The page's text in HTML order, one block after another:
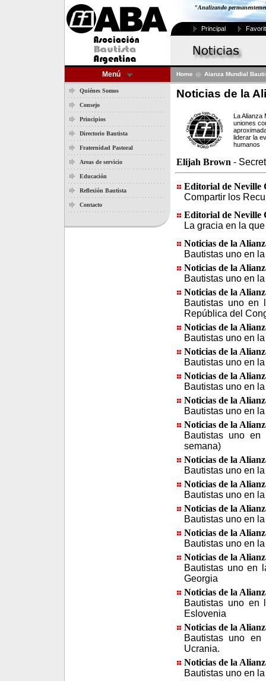
"Analizando
Principal
Menú
Quiénes Somos
Consejo
Principios
Directorio Bautista
Fraternidad Pastoral
Areas de servicio
Educación
Reflexión Bautista
Contacto
Home Aianza Mundial
Noticias de la
La Alianza
uniones
liderar la
humanos
Elijah Brown -
Editorial de Neville
Compartir los
Editorial de Neville
La gracia en la
Noticias de la
Bautistas uno en
Noticias de la
Bautistas uno en
Noticias de la
Bautistas uno en
República del
Noticias de la
Bautistas uno en
Noticias de la
Bautistas uno en
Noticias de la
Bautistas uno en
Noticias de la
Bautistas uno en
Noticias de la
Bautistas uno
semana)
Noticias de la
Bautistas uno en
Noticias de la
Bautistas uno en
Noticias de la
Bautistas uno en
Noticias de la
Bautistas uno en
Noticias de la
Bautistas uno en
Georgia
Noticias de la
Bautistas uno en
Eslovenia
Noticias de la
Bautistas uno
Ucrania.
Noticias de la
Bautistas uno en